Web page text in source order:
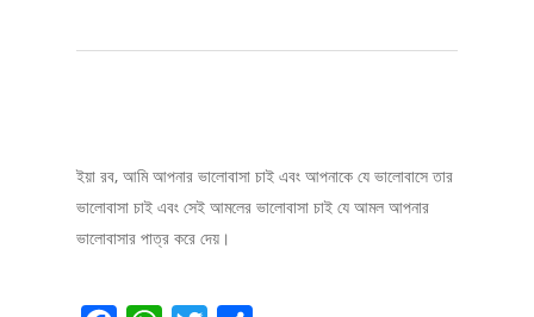
ইয়া রব, আমি আপনার ভালোবাসা চাই এবং আপনাকে যে ভালোবাসে তার
ভালোবাসা চাই এবং সেই আমলের ভালোবাসা চাই যে আমল আপনার
ভালোবাসার পাত্র করে দেয়।